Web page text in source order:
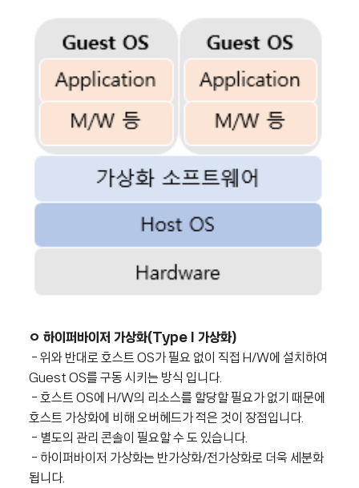
ㅇ 하이퍼바이저 가상화(Type I 가상화)
- 위와 반대로 호스트 OS가 필요 없이 직접 H/W에 설치하여
Guest OS를 구동 시키는 방식 입니다.
- 호스트 OS에 H/W의 리소스를 할당할 필요가 없기 때문에
호스트 가상화에 비해 오버헤드가 적은 것이 장점입니다.
- 별도의 관리 콘솔이 필요할 수 도 있습니다.
- 하이퍼바이저 가상화는 반가상화/전가상화로 더욱 세분화
됩니다.